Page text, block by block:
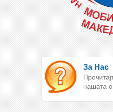
За Нас
нашата